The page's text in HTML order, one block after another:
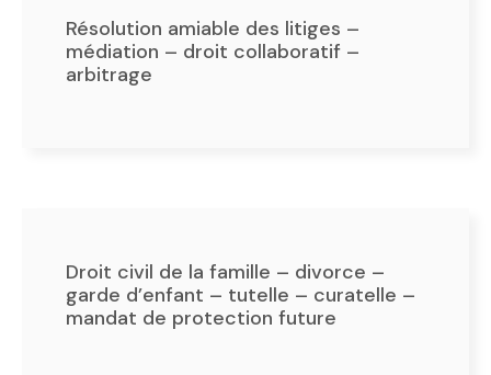
Résolution amiable des litiges –
médiation – droit collaboratif –
arbitrage
Droit civil de la famille – divorce –
garde d’enfant – tutelle – curatelle –
mandat de protection future